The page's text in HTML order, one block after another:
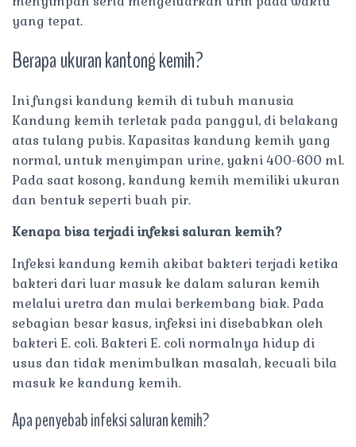
yang tepat.
Berapa ukuran kantong kemih?
Ini fungsi kandung kemih di tubuh manusia
Kandung kemih terletak pada panggul, di belakang
atas tulang pubis. Kapasitas kandung kemih yang
normal, untuk menyimpan urine, yakni 400-600 ml.
Pada saat kosong, kandung kemih memiliki ukuran
dan bentuk seperti buah pir.
Kenapa bisa terjadi infeksi saluran kemih?
Infeksi kandung kemih akibat bakteri terjadi ketika
bakteri dari luar masuk ke dalam saluran kemih
melalui uretra dan mulai berkembang biak. Pada
sebagian besar kasus, infeksi ini disebabkan oleh
bakteri E. coli. Bakteri E. coli normalnya hidup di
usus dan tidak menimbulkan masalah, kecuali bila
masuk ke kandung kemih.
Apa penyebab infeksi saluran kemih?